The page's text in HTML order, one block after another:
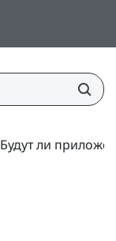
Будут ли